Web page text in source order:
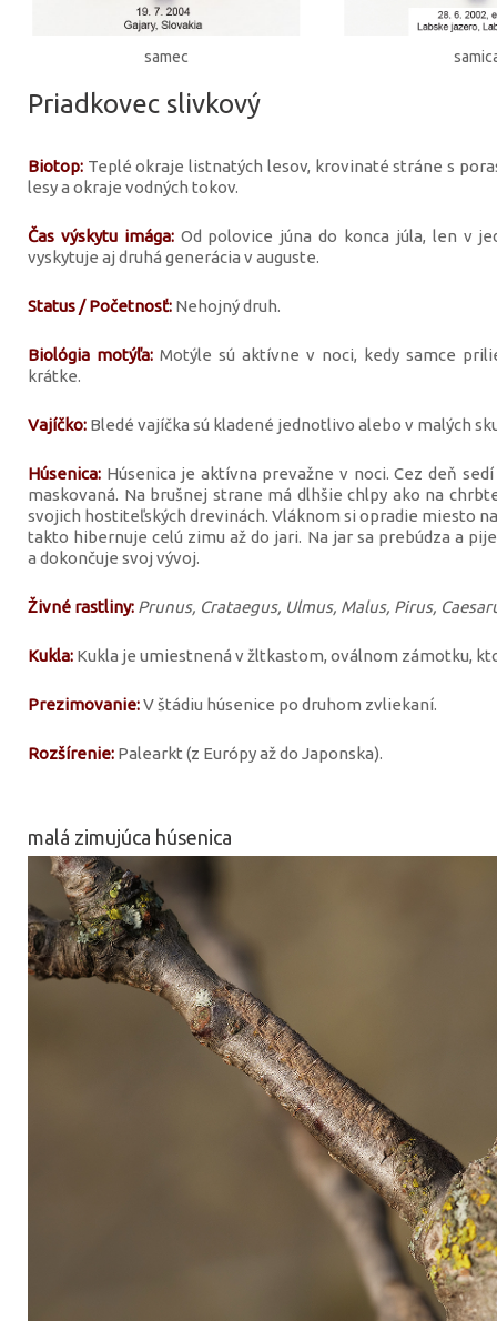
samec
Priadkovec slivkový
Biotop: Teplé okraje listnatých lesov, krovinaté stráne s
lesy a okraje vodných tokov.
Čas výskytu imága:Od polovice júna do konca júla, len v
vyskytuje aj druhá generácia v auguste.
Status / Početnosť: Nehojný druh.
Biológia motýľa: Motýle sú aktívne v noci, kedy samce
krátke.
Vajíčko: Bledé vajíčka sú kladené jednotlivo alebo v malých
Húsenica: Húsenica je aktívna prevažne v noci. Cez deň
maskovaná. Na brušnej strane má dlhšie chlpy ako na
svojich hostiteľských drevinách. Vláknom si opradie miesto
takto hibernuje celú zimu až do jari. Na jar sa prebúdza a
a dokončuje svoj vývoj.
Živné rastliny: Prunus, Crataegus, Ulmus, Malus, Pirus,
Kukla: Kukla je umiestnená v žltkastom, oválnom zámotku,
Prezimovanie:V štádiu húsenice po druhom zvliekaní.
Rozšírenie: Palearkt (z Európy až do Japonska).
malá zimujúca húsenica